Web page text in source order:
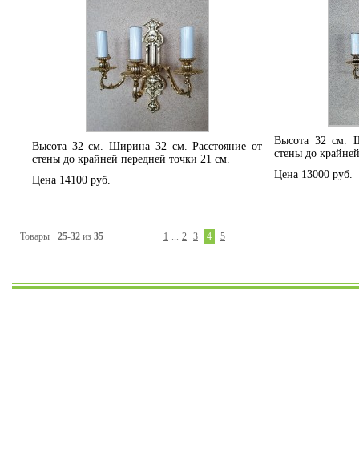
Высота 32 см. Ширина 32 см. Расстояние от
стены до крайней передней точки 21 см.
Цена 14100 руб.
Высота 32 см.
стены до
Цена 13000 руб.
Товары 25-32 из 35 1 ... 2 3 4 5